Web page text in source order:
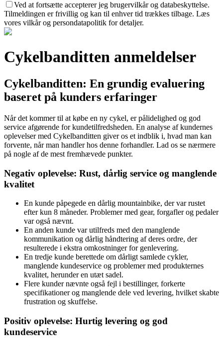
Ved at fortsætte accepterer jeg brugervilkår og databeskyttelse.
Tilmeldingen er frivillig og kan til enhver tid trækkes tilbage. Læs
vores vilkår og persondatapolitik for detaljer.
Cykelbanditten anmeldelser
Cykelbanditten: En grundig evaluering
baseret på kunders erfaringer
Når det kommer til at købe en ny cykel, er pålidelighed og god
service afgørende for kundetilfredsheden. En analyse af kundernes
oplevelser med Cykelbanditten giver os et indblik i, hvad man kan
forvente, når man handler hos denne forhandler. Lad os se nærmere
på nogle af de mest fremhævede punkter.
Negativ oplevelse: Rust, dårlig service og manglende
kvalitet
En kunde påpegede en dårlig mountainbike, der var rustet
efter kun 8 måneder. Problemer med gear, forgafler og pedaler
var også nævnt.
En anden kunde var utilfreds med den manglende
kommunikation og dårlig håndtering af deres ordre, der
resulterede i ekstra omkostninger for genlevering.
En tredje kunde berettede om dårligt samlede cykler,
manglende kundeservice og problemer med produkternes
kvalitet, herunder en utæt sadel.
Flere kunder nævnte også fejl i bestillinger, forkerte
specifikationer og manglende dele ved levering, hvilket skabte
frustration og skuffelse.
Positiv oplevelse: Hurtig levering og god
kundeservice